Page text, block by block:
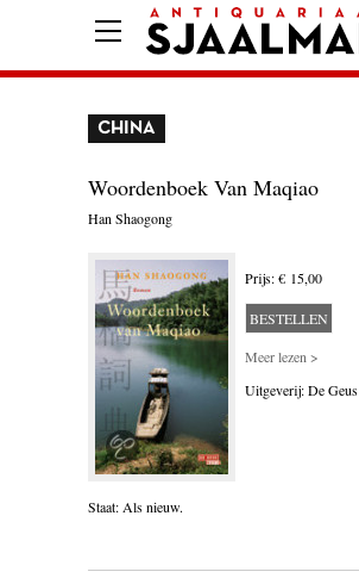
VOORWAARDEN
CONTACT
AANBIEDING
AMSTERDAM
AUTOBIOGRAFIE
BIOGRAFIE
CHINA
Woordenboek Van Maqiao
Han Shaogong
Prijs: € 15,00
BESTELLEN
Meer lezen >
Uitgeverij: De Geus
Staat: Als nieuw.